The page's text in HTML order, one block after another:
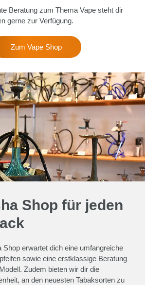
Beratung zum Thema Vape steht dir
gerne zur Verfügung.
Zum Vape Shop
Shop für jeden
Shop erwartet dich eine umfangreiche
sowie eine erstklassige Beratung
Zudem bieten wir dir die
an den neuesten Tabaksorten zu